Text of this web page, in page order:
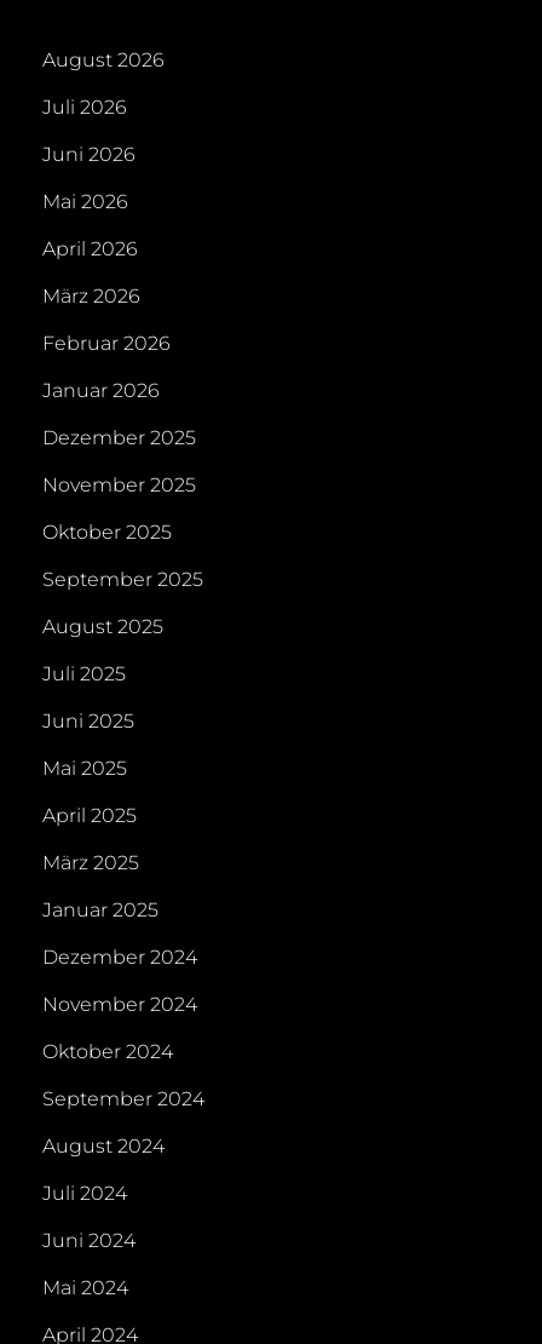
August 2026
Juli 2026
Juni 2026
Mai 2026
April 2026
März 2026
Februar 2026
Januar 2026
Dezember 2025
November 2025
Oktober 2025
September 2025
August 2025
Juli 2025
Juni 2025
Mai 2025
April 2025
März 2025
Januar 2025
Dezember 2024
November 2024
Oktober 2024
September 2024
August 2024
Juli 2024
Juni 2024
Mai 2024
April 2024